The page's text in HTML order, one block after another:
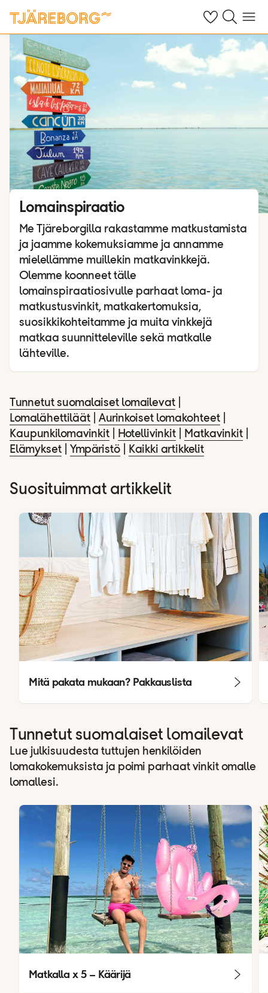
OmatHaku Valikko
Lomainspiraatio
Me Tjäreborgilla rakastamme matkustamista
ja jaamme kokemuksiamme ja annamme
mielellämme muillekin matkavinkkejä.
Olemme koonneet tälle
lomainspiraatiosivulle parhaat loma- ja
matkustusvinkit, matkakertomuksia,
suosikkikohteitamme ja muita vinkkejä
matkaa suunnitteleville sekä matkalle
lähteville.
Tunnetut suomalaiset lomailevat
Lomalähettiläät
Aurinkoiset lomakohteet
Kaupunkilomavinkit
Hotellivinkit Matkavinkit
Elämykset
Ympäristö Kaikki artikkelit
Suosituimmat artikkelit
Mitä pakata mukaan? Pakkauslista
Tunnetut suomalaiset lomailevat
Lue julkisuudesta tuttujen henkilöiden
lomakokemuksista ja poimi parhaat vinkit omalle
lomallesi.
Matkalla x 5 – Käärijä